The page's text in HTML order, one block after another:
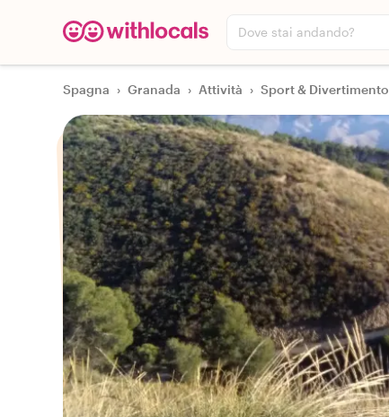
Dove stai andando?
Spagna › Granada › Attività › Sport & Divertimento